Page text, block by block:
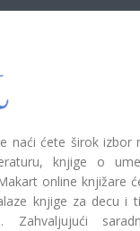
naći ćete širok izbor
knjige o
online knjižare
knjige za decu i
Zahvaljujući